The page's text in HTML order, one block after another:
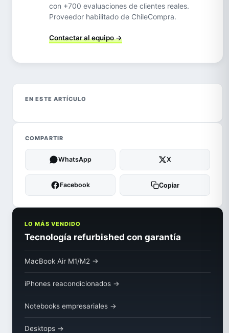
con +700 evaluaciones de clientes reales.
Proveedor habilitado de ChileCompra.
Contactar al equipo →
EN ESTE ARTÍCULO
COMPARTIR
WhatsApp X
Facebook Copiar
LO MÁS VENDIDO
Tecnología refurbished con garantía
MacBook Air M1/M2 →
iPhones reacondicionados →
Notebooks empresariales →
Desktops →